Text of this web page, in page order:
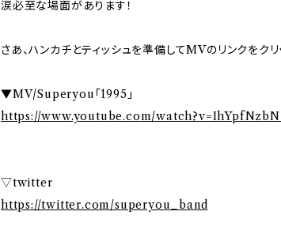
涙必至な場面があります！
さあ、ハンカチとティッシュを準備してMVのリンクをクリ
▼MV/Superyou「1995」
https://www.youtube.com/
▽twitter
https://twitter.com/superyou_band